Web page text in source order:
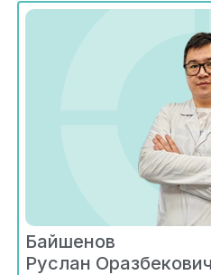
Байшенов
Руслан Оразбекович